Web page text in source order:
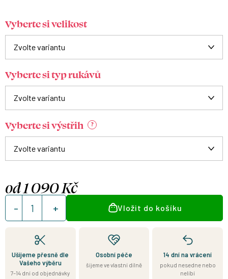
Vyberte si velikost
Vyberte si typ rukávů
Vyberte si výstřih ?
od1 090 Kč
Měrná
cena:
Vložit do košíku
Ušijeme přesně dle
Vašeho výběru
7–14 dní od objednávky
Osobní péče
šijeme ve vlastní dílně
14 dní na vrácení
pokud nesedne nebo
nelíbí